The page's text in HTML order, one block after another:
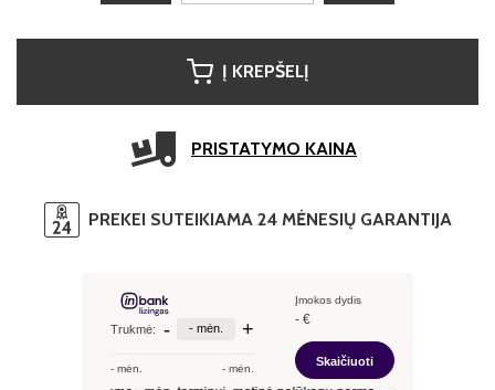
Į KREPŠELĮ
PRISTATYMO KAINA
PREKEI SUTEIKIAMA 24 MĖNESIŲ GARANTIJA